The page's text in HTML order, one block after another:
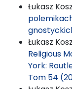
Łukasz
Łukasz
Religious
York:
Tom 54